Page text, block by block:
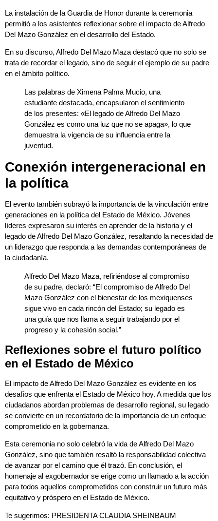
La instalación de la Guardia de Honor durante la ceremonia
permitió a los asistentes reflexionar sobre el impacto de Alfredo
Del Mazo González en el desarrollo del Estado.
En su discurso, Alfredo Del Mazo Maza destacó que no solo se
trata de recordar el legado, sino de seguir el ejemplo de su padre
en el ámbito político.
Las palabras de Ximena Palma Mucio, una
estudiante destacada, encapsularon el sentimiento
de los presentes: «El legado de Alfredo Del Mazo
González es como una luz que no se apaga», lo que
demuestra la vigencia de su influencia entre la
juventud.
Conexión intergeneracional en
la política
El evento también subrayó la importancia de la vinculación entre
generaciones en la política del Estado de México. Jóvenes
líderes expresaron su interés en aprender de la historia y el
legado de Alfredo Del Mazo González, resaltando la necesidad de
un liderazgo que responda a las demandas contemporáneas de
la ciudadanía.
Alfredo Del Mazo Maza, refiriéndose al compromiso
de su padre, declaró: “El compromiso de Alfredo Del
Mazo González con el bienestar de los mexiquenses
sigue vivo en cada rincón del Estado; su legado es
una guía que nos llama a seguir trabajando por el
progreso y la cohesión social.”
Reflexiones sobre el futuro político
en el Estado de México
El impacto de Alfredo Del Mazo González es evidente en los
desafíos que enfrenta el Estado de México hoy. A medida que los
ciudadanos abordan problemas de desarrollo regional, su legado
se convierte en un recordatorio de la importancia de un enfoque
comprometido en la gobernanza.
Esta ceremonia no solo celebró la vida de Alfredo Del Mazo
González, sino que también resaltó la responsabilidad colectiva
de avanzar por el camino que él trazó. En conclusión, el
homenaje al exgobernador se erige como un llamado a la acción
para todos aquellos comprometidos con construir un futuro más
equitativo y próspero en el Estado de México.
Te sugerimos: PRESIDENTA CLAUDIA SHEINBAUM